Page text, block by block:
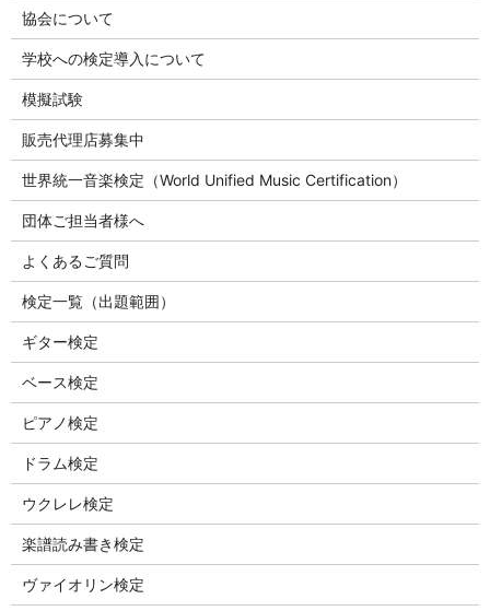
協会について
学校への検定導入について
模擬試験
販売代理店募集中
世界統一音楽検定（World Unified Music Certification）
団体ご担当者様へ
よくあるご質問
検定一覧（出題範囲）
ギター検定
ベース検定
ピアノ検定
ドラム検定
ウクレレ検定
楽譜読み書き検定
ヴァイオリン検定